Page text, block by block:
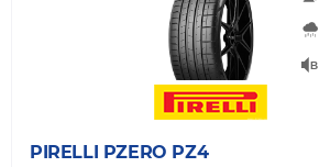
PIRELLI
PZERO PZ4